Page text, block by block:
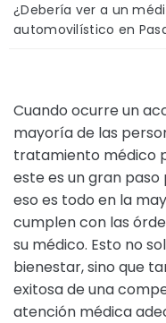
ci
o
¿Debería ver a un
automovilístico en
Cuando ocurre un
mayoría de las
tratamiento médico
este es un gran paso
eso es todo en la
cumplen con las
su médico. Esto no
bienestar, sino que
exitosa de una
atención médica